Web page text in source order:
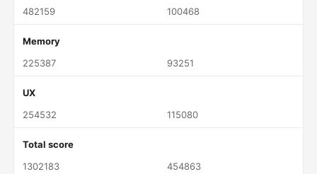
482159
100468
Memory
225387
93251
UX
254532
115080
Total score
1302183
454863